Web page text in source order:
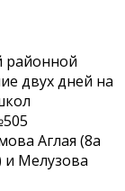
районной
двух дней на
Аглая (8а
и Мелузова